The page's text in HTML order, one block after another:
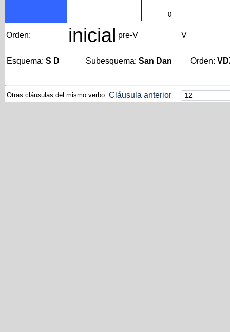
0
Orden: inicial pre-V V
Esquema: S D Subesquema: San Dan Orden:
Otras cláusulas del mismo verbo: Cláusula anterior